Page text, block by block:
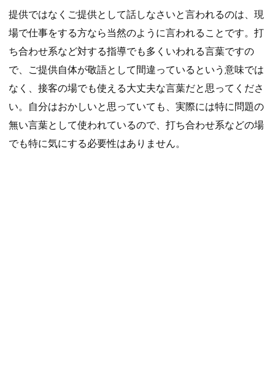
提供ではなくご提供として話しなさいと言われるのは、現
場で仕事をする方なら当然のように言われることです。打
ち合わせ系など対する指導でも多くいわれる言葉ですの
で、ご提供自体が敬語として間違っているという意味では
なく、接客の場でも使える大丈夫な言葉だと思ってくださ
い。自分はおかしいと思っていても、実際には特に問題の
無い言葉として使われているので、打ち合わせ系などの場
でも特に気にする必要性はありません。